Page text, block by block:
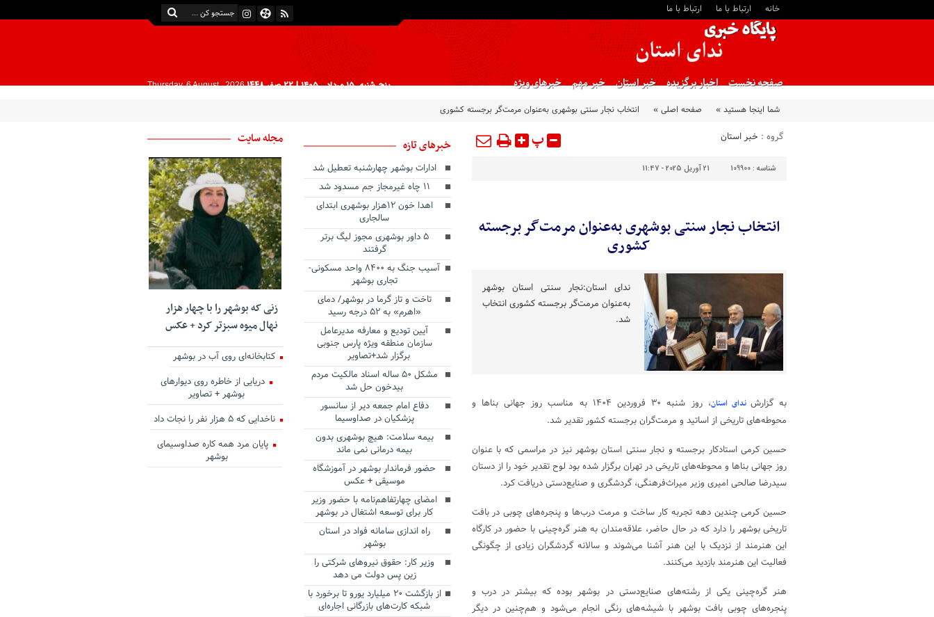
خانه ارتباط با ما ارتباط با ما
صفحه نخست اخبار برگزیده خبر استان خبر مهم خبرهای ویژه پنج شنبه, ۱۵ مرداد , ۱۴۰۵ | 22 صفر 1448 Thursday, 6 August , 2026
شما اینجا هستید » صفحه اصلی » انتخاب نجار سنتی بوشهری به‌عنوان مرمت‌گر برجسته کشوری
گروه : خبر استان پ
شناسه : 109900 21 آوریل 2025 - 11:47
انتخاب نجار سنتی بوشهری به‌عنوان مرمت‌گر برجسته
کشوری
ندای استان:نجار سنتی استان بوشهر
به‌عنوان مرمت‌گر برجسته کشوری انتخاب
شد.
به گزارشندای استان
، روز شنبه ۳۰ فروردین ۱۴۰۴ به مناسب روز جهانی بناها و
محوطه‌های تاریخی از اساتید و مرمت‌گران برجسته کشور تقدیر شد.
حسین کرمی استادکار برجسته و نجار سنتی استان بوشهر نیز در مراسمی که با عنوان
روز جهانی بناها و محوطه‌های تاریخی در تهران برگزار شده بود لوح تقدیر خود را از دستان
سیدرضا صالحی امیری وزیر میراث‌فرهنگی، گردشگری و صنایع‌دستی دریافت کرد.
حسین کرمی چندین دهه تجربه کار ساخت و مرمت درب‌ها و پنجره‌های چوبی در بافت
تاریخی بوشهر را دارد که در حال حاضر، علاقه‌مندان به هنر گره‌چینی با حضور در کارگاه
این هنرمند از نزدیک با این هنر آشنا می‌شوند و سالانه گردشگران زیادی از چگونگی
فعالیت این هنرمند بازدید می‌کنند.
هنر ‌گره‌چینی یکی از رشته‌های صنایع‌دستی در بوشهر بوده که بیشتر در درب و
پنجره‌های چوبی بافت بوشهر با شیشه‌های رنگی انجام می‌شود و هم‌چنین در دیگر
خبرهای تازه
ادارات بوشهر چهارشنبه تعطیل شد
۱۱ چاه غیرمجاز جم مسدود شد
اهدا خون ۱۲هزار بوشهری ابتدای
سالجاری
۵ داور بوشهری مجوز لیگ برتر
گرفتند
آسیب جنگ به ۸۴۰۰ واحد مسکونی-
تجاری بوشهر
تاخت و تاز گرما در بوشهر/ دمای
«اهرم» به ۵۲ درجه رسید
آیین تودیع و معارفه مدیرعامل
سازمان منطقه ویژه پارس جنوبی
برگزار شد+تصاویر
مشکل ۵۰ ساله اسناد مالکیت مردم
بیدخون حل شد
دفاع امام جمعه دیر از سانسور
پزشکیان در صداوسیما
بیمه سلامت: هیچ بوشهری بدون
بیمه درمانی نمی ماند
حضور فرماندار بوشهر در آموزشگاه
موسیقی + عکس
امضای چهارتفاهم‌نامه با حضور وزیر
کار برای توسعه اشتغال در بوشهر
راه اندازی سامانه فواد در استان
بوشهر
وزیر کار: حقوق نیروهای شرکتی را
زین پس دولت می دهد
از بازگشت ۲۰ میلیارد یورو تا برخورد با
شبکه کارت‌های بازرگانی اجاره‌ای
مجله سایت
زنی که بوشهر را با چهار هزار
نهال میوه سبزتر کرد + عکس
کتابخانه‌ای روی آب در بوشهر
دریایی از خاطره روی دیوارهای
بوشهر + تصاویر
ناخدایی که ۵ هزار نفر را نجات داد
پایان مرد همه کاره صداوسیمای
بوشهر